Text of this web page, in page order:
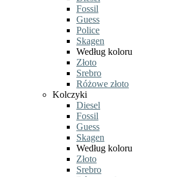
Fossil
Guess
Police
Skagen
Według koloru
Złoto
Srebro
Różowe złoto
Kolczyki
Diesel
Fossil
Guess
Skagen
Według koloru
Złoto
Srebro